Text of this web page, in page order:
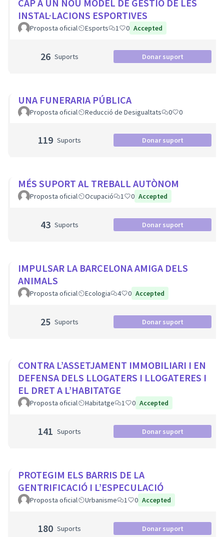
CAP A UN NOU MODEL DE GESTIÓ DE LES
INSTAL·LACIONS ESPORTIVES
Proposta oficial Esports 1 0 Accepted
26 Suports Donar suport
UNA FUNERARIA PÚBLICA
Proposta oficial Reducció de Desigualtats 0 0
119 Suports Donar suport
MÉS SUPORT AL TREBALL AUTÒNOM
Proposta oficial Ocupació 1 0 Accepted
43 Suports Donar suport
IMPULSAR LA BARCELONA AMIGA DELS
ANIMALS
Proposta oficial Ecologia 4 0 Accepted
25 Suports Donar suport
CONTRA L’ASSETJAMENT IMMOBILIARI I EN
DEFENSA DELS LLOGATERS I LLOGATERES I
EL DRET A L’HABITATGE
Proposta oficial Habitatge 1 0 Accepted
141 Suports Donar suport
PROTEGIM ELS BARRIS DE LA
GENTRIFICACIÓ I L’ESPECULACIÓ
Proposta oficial Urbanisme 1 0 Accepted
180 Suports Donar suport